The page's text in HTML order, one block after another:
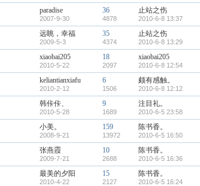
paradise
2007-9-30
36
4878
止站之伤
2010-6-8 13:37
远眺，幸福
2009-5-3
35
4374
止站之伤
2010-6-8 13:29
xiaobai205
2010-5-22
18
2097
xiaobai205
2010-6-8 12:54
keliantianxiafu
2010-2-12
6
1506
颇有感触。
2010-6-8 12:12
韩佧佧、
2010-5-28
9
1689
注目礼。
2010-6-5 23:58
小美。
2008-9-21
159
13972
陈书香。
2010-6-5 16:50
张燕霞
2009-7-21
10
2688
陈书香。
2010-6-5 16:36
最美的夕阳
2010-4-22
15
2127
陈书香。
2010-6-5 16:24